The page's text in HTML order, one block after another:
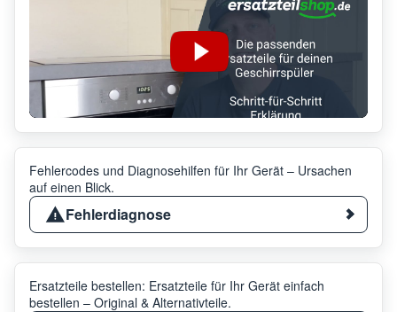
Fehlercodes und Diagnosehilfen für Ihr Gerät – Ursachen
auf einen Blick.
Fehlerdiagnose
Ersatzteile bestellen: Ersatzteile für Ihr Gerät einfach
bestellen – Original & Alternativteile.